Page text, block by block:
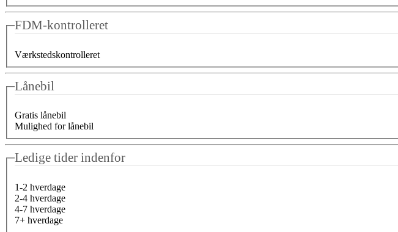
FDM-kontrolleret
Værkstedskontrolleret
Lånebil
Gratis lånebil
Mulighed for lånebil
Ledige tider indenfor
1-2 hverdage
2-4 hverdage
4-7 hverdage
7+ hverdage